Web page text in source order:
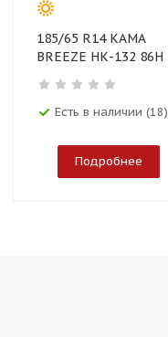
185/65 R14 КАМА
BREEZE НК-132 86H
Есть в наличии (18)
Подробнее